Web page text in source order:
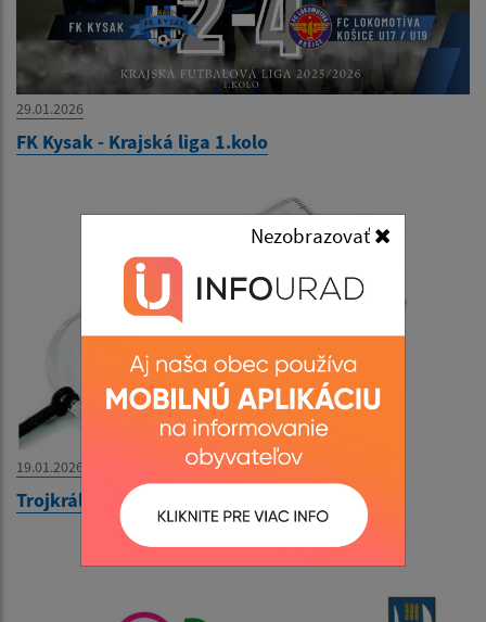
Nezobrazovať
29.01.2026
FK Kysak - Krajská liga 1.kolo
19.01.2026
Trojkráľová buzola 2026